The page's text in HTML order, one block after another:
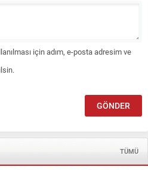
için adım, e-posta adresim ve
TÜMÜ